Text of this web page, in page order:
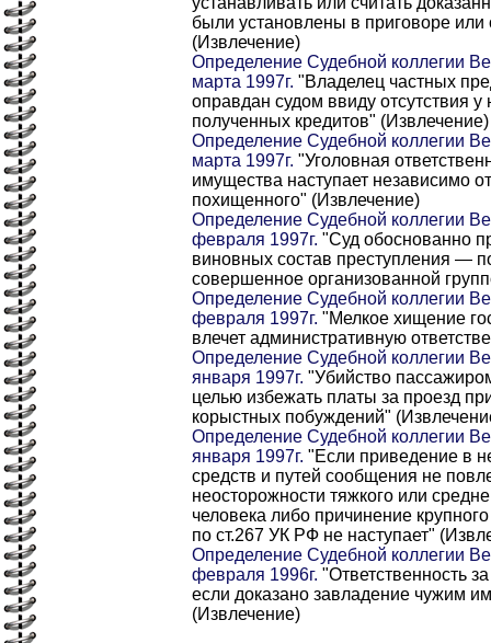
были установлены в приговоре или
(Извлечение)
Определение Судебной коллегии
марта 1997г. "Владелец частных
оправдан судом ввиду отсутствия
полученных кредитов" (Извлечение)
Определение Судебной коллегии
марта 1997г. "Уголовная
имущества наступает независимо
похищенного" (Извлечение)
Определение Судебной коллегии
февраля 1997г. "Суд обоснованно
виновных состав преступления —
совершенное организованной
Определение Судебной коллегии
февраля 1997г. "Мелкое хищение
влечет административную
Определение Судебной коллегии
января 1997г. "Убийство
целью избежать платы за проезд
корыстных побуждений"
Определение Судебной коллегии
января 1997г. "Если приведение в
средств и путей сообщения не
неосторожности тяжкого или
человека либо причинение
по ст.267 УК РФ не наступает"
Определение Судебной коллегии
февраля 1996г. "Ответственность
если доказано завладение чужим
(Извлечение)